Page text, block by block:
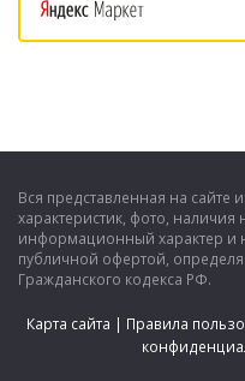
Вся представленная на
характеристик, фото, наличия
информационный характер и
публичной офертой,
Гражданского кодекса РФ.
Карта сайта | Правила